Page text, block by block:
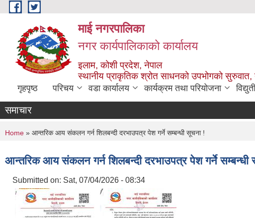
Skip to main content
माई नगरपालिका
नगर कार्यपालिकाको कार्यालय
इलाम, कोशी प्रदेश, नेपाल
स्थानीय प्राकृतिक श्रोत साधनको उपभोगको
गृहपृष्ठ परिचय वडा कार्यालय कार्यक्रम तथा परियोजना
समाचार
You are here
Home » आन्तरिक आय संकलन गर्न शिलबन्दी दरभाउपत्र पेश गर्ने सम्बन्धी सूचना !
आन्तरिक आय संकलन गर्न शिलबन्दी दरभाउपत्र पेश गर्ने सम्बन्धी
Submitted on: Sat, 07/04/2026 - 08:34